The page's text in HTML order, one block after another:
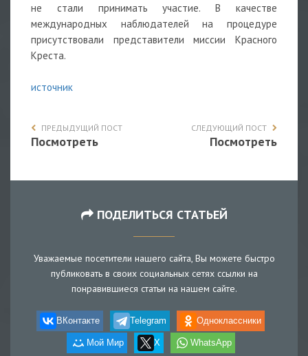
не стали принимать участие. В качестве
международных наблюдателей на процедуре
присутствовали представители миссии Красного
Креста.
источник
ПРЕДЫДУЩИЙ ПОСТ
Посмотреть
СЛЕДУЮЩИЙ ПОСТ
Посмотреть
ПОДЕЛИТЬСЯ СТАТЬЕЙ
Уважаемые посетители нашего сайта, Вы можете быстро
публиковать в своих социальных сетях ссылки на
понравившиеся статьи на нашем сайте.
ВКонтакте Telegram Одноклассники
Мой Мир X WhatsApp